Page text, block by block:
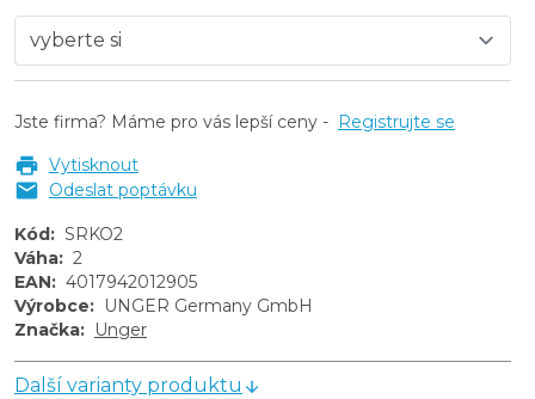
Jste firma? Máme pro vás lepší ceny -
Registrujte se
Vytisknout
Odeslat poptávku
Kód: SRKO2
Váha: 2
EAN: 4017942012905
Výrobce: UNGER Germany GmbH
Značka: Unger
Další varianty produktu